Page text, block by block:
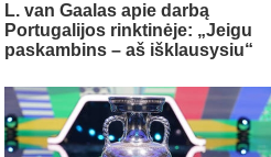
L. van Gaalas apie darbą
Portugalijos rinktinėje: „Jeigu
paskambins – aš išklausysiu“